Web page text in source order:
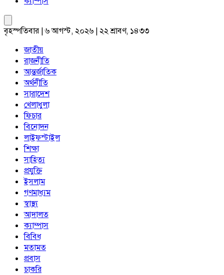
বৃহস্পতিবার | ৬ আগস্ট, ২০২৬ | ২২ শ্রাবণ, ১৪৩৩
জাতীয়
রাজনীতি
আন্তর্জাতিক
অর্থনীতি
সারাদেশ
খেলাধুলা
ফিচার
বিনোদন
লাইফস্টাইল
শিক্ষা
সাহিত্য
প্রযুক্তি
ইসলাম
গণমাধ্যম
স্বাস্থ্য
আদালত
ক্যাম্পাস
বিবিধ
মতামত
প্রবাস
চাকরি